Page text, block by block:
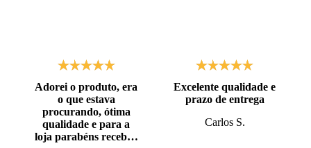
Adorei o produto, era
o que estava
procurando, ótima
qualidade e para a
loja parabéns recebi o
Excelente qualidade e
prazo de entrega
Carlos S.